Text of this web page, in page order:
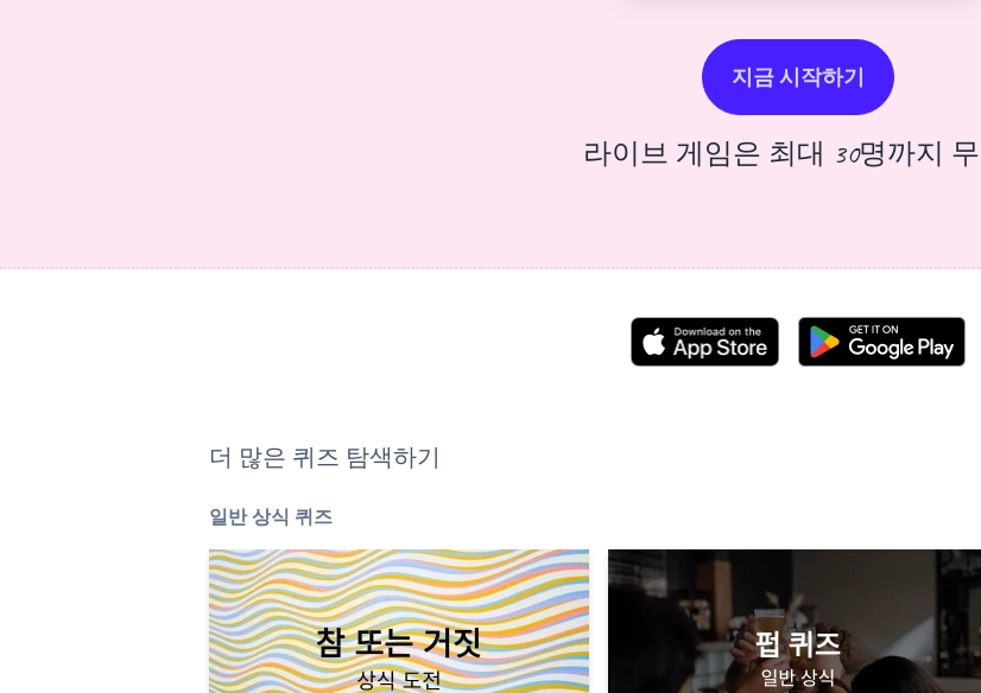
지금 시작하기
라이브 게임은 최대 30명까지
더 많은 퀴즈 탐색하기
일반 상식 퀴즈